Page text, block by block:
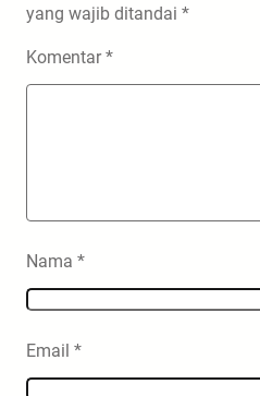
yang wajib ditandai *
Komentar*
Nama *
Email *